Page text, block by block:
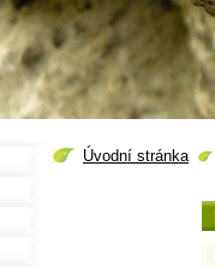
Úvodní stránka